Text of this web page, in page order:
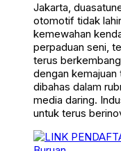
Jakarta,
otomotif tidak
kemewahan
perpaduan seni,
terus
dengan
dibahas dalam
media daring.
untuk terus